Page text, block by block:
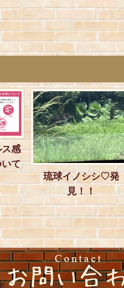
感
て
琉球イノシシ♡発
見！！